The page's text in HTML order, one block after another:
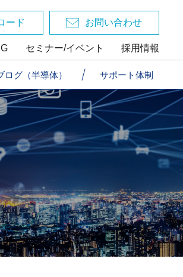
セミナー/イベント 採用情報
ード お問い合わせ
ログ（半導体） サポート体制